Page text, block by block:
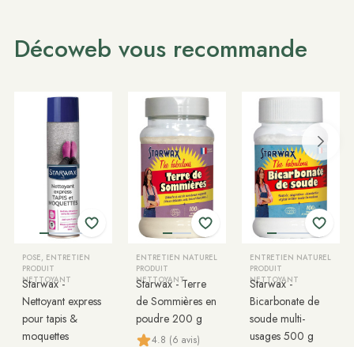
Décoweb vous recommande
POSE, ENTRETIEN
PRODUIT
NETTOYANT
Starwax -
Nettoyant express
pour tapis &
moquettes
ENTRETIEN NATUREL
PRODUIT
NETTOYANT
Starwax - Terre
de Sommières en
poudre 200 g
4.8 (6 avis)
ENTRETIEN NATUREL
PRODUIT
NETTOYANT
Starwax -
Bicarbonate de
soude multi-
usages 500 g